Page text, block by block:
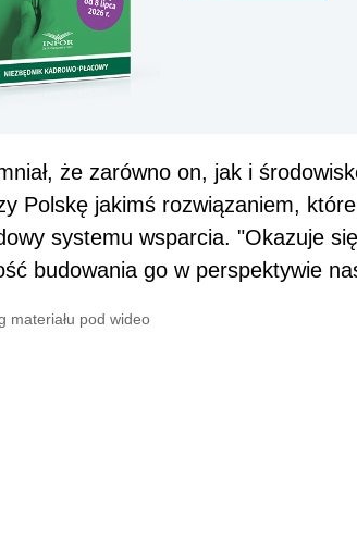
że zarówno on, jak i
Polskę jakimś rozwiązaniem,
systemu wsparcia. "Okazuje
budowania go w perspektywie
materiału pod wideo